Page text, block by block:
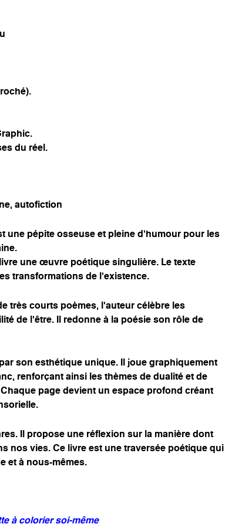
du réel.
autofiction
une pépite osseuse et pleine d’humour pour les
une œuvre poétique singulière. Le texte
transformations de l’existence.
très courts poèmes, l’auteur célèbre les
de l’être. Il redonne à la poésie son rôle de
son esthétique unique. Il joue graphiquement
renforçant ainsi les thèmes de dualité et de
page devient un espace profond créant
Il propose une réflexion sur la manière dont
nos vies. Ce livre est une traversée poétique qui
et à nous-mêmes.
à colorier soi-même